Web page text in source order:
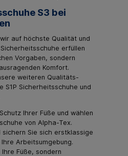
S3 bei
auf höchste Qualität und
erfüllen
Vorgaben, sondern
Komfort.
weiteren Qualitäts-
S1P Sicherheitsschuhe und
Ihrer Füße und wählen
von Alpha-Tex.
sichern Sie sich erstklassige
Arbeitsumgebung.
Füße, sondern